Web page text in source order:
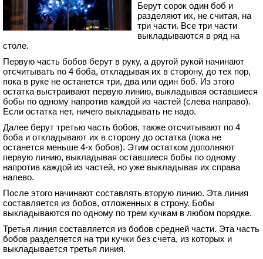
Берут сорок один боб и
разделяют их, не считая, на
три части. Все три части
выкладываются в ряд на
столе.
Первую часть бобов берут в руку, а другой рукой начинают
отсчитывать по 4 боба, откладывая их в сторону, до тех пор,
пока в руке не останется три, два или один боб. Из этого
остатка выстраивают первую линию, выкладывая оставшиеся
бобы по одному напротив каждой из частей (слева направо).
Если остатка нет, ничего выкладывать не надо.
Далее берут третью часть бобов, также отсчитывают по 4
боба и откладывают их в сторону до остатка (пока не
останется меньше 4-х бобов). Этим остатком дополняют
первую линию, выкладывая оставшиеся бобы по одному
напротив каждой из частей, но уже выкладывая их справа
налево.
После этого начинают составлять вторую линию. Эта линия
составляется из бобов, отложенных в строну. Бобы
выкладываются по одному по трем кучкам в любом порядке.
Третья линия составляется из бобов средней части. Эта часть
бобов разделяется на три кучки без счета, из которых и
выкладывается третья линия.